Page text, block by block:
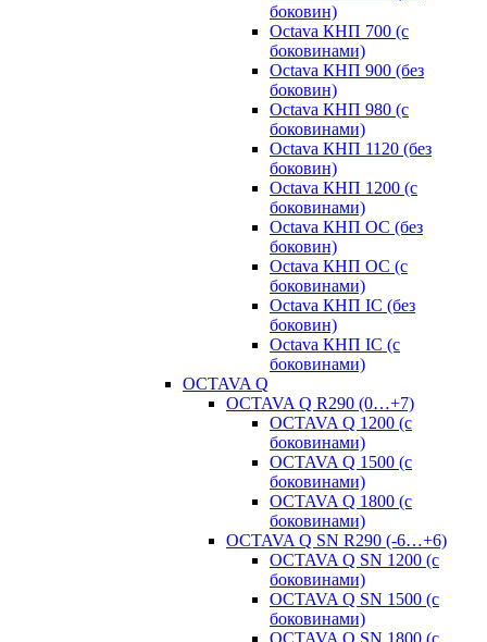
боковин)
Octava КНП 700 (с
боковинами)
Octava КНП 900 (без
боковин)
Octava КНП 980 (с
боковинами)
Octava КНП 1120 (без
боковин)
Octava КНП 1200 (с
боковинами)
Octava КНП OC (без
боковин)
Octava КНП OC (с
боковинами)
Octava КНП IC (без
боковин)
Octava КНП IC (с
боковинами)
OCTAVA Q
OCTAVA Q R290 (0…+7)
OCTAVA Q 1200 (с
боковинами)
OCTAVA Q 1500 (с
боковинами)
OCTAVA Q 1800 (с
боковинами)
OCTAVA Q SN R290 (-6…+6)
OCTAVA Q SN 1200 (с
боковинами)
OCTAVA Q SN 1500 (с
боковинами)
OCTAVA Q SN 1800 (с